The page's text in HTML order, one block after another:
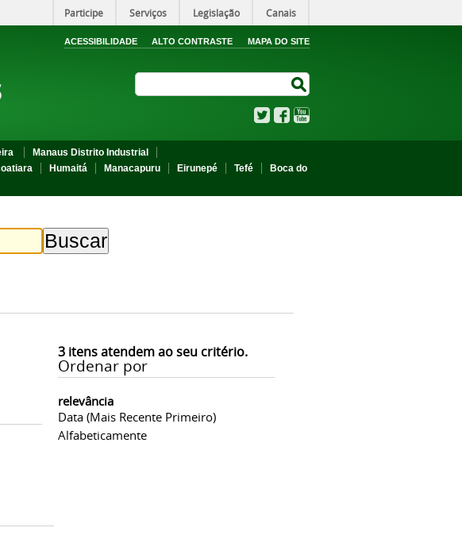
Participe Serviços Legislação Canais
ACESSIBILIDADE ALTO CONTRASTE MAPA DO SITE
TwitterFacebook
Manaus Distrito Industrial
Humaitá Manacapuru Eirunepé Tefé
Boca do
3itens atendem ao seu critério.
Ordenar por
relevância
Data (mais Recente Primeiro)
Alfabeticamente